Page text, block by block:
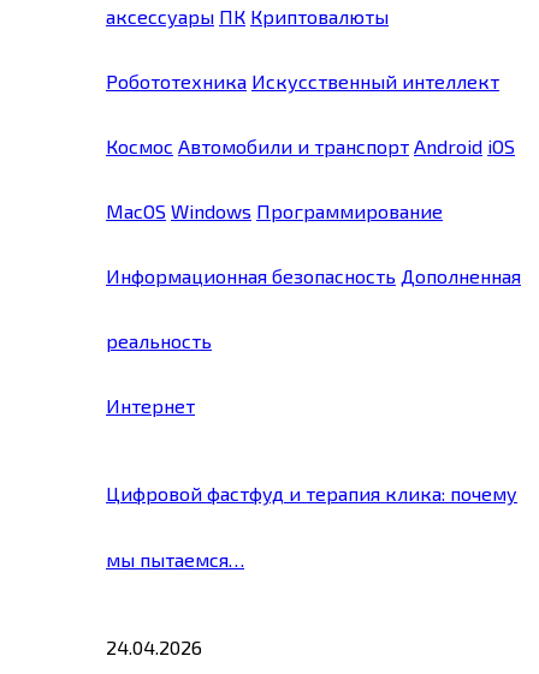
аксессуары ПК Криптовалюты
Робототехника Искусственный интеллект
Космос Автомобили и транспорт Android iOS
MacOS Windows Программирование
Информационная безопасность Дополненная
реальность
Интернет
Цифровой фастфуд и терапия клика: почему
мы пытаемся…
24.04.2026